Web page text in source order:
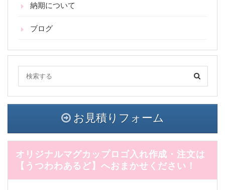
納期について
ブログ
お見積りフォーム
オリジナルマグカップロゴ入れ作成・注文は
【うつわわあるど】へおまかせください！